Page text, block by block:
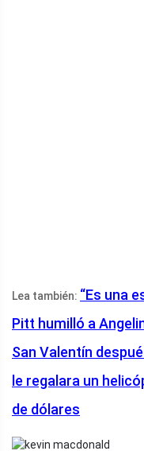
Lea también: “Es una
Pitt humilló a
San Valentín
le regalara un
de dólares